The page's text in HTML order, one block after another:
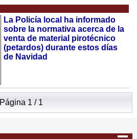
La Policía local ha informado
sobre la normativa acerca de la
venta de material pirotécnico
(petardos) durante estos días
de Navidad
Página 1 / 1